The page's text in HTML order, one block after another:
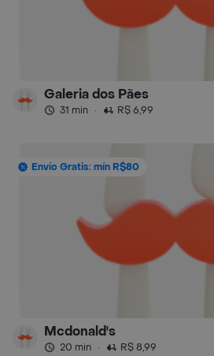
Galeria dos Pães
31 min · R$ 6,99
Envío Gratis: mín R$80
Mcdonald's
20 min · R$ 8,99